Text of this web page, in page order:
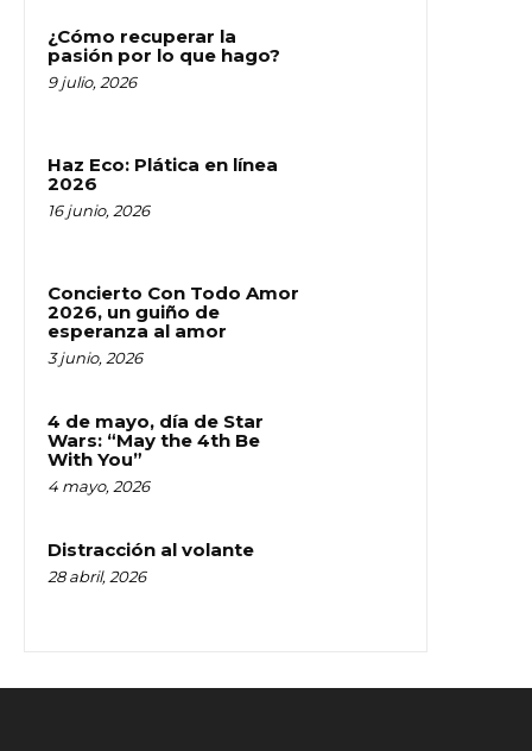
¿Cómo recuperar la
pasión por lo que hago?
9 julio, 2026
Haz Eco: Plática en línea
2026
16 junio, 2026
Concierto Con Todo Amor
2026, un guiño de
esperanza al amor
3 junio, 2026
4 de mayo, día de Star
Wars: “May the 4th Be
With You”
4 mayo, 2026
Distracción al volante
28 abril, 2026